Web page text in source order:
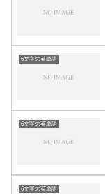
6文字の英単語
6文字の英単語
6文字の英単語